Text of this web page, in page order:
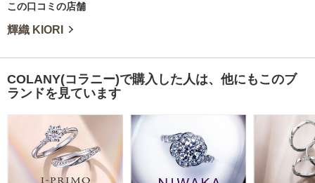
この口コミの店舗
輝織 KIORI
COLANY(コラニー)で購入した人は、他にもこのブ
ランドを見ています